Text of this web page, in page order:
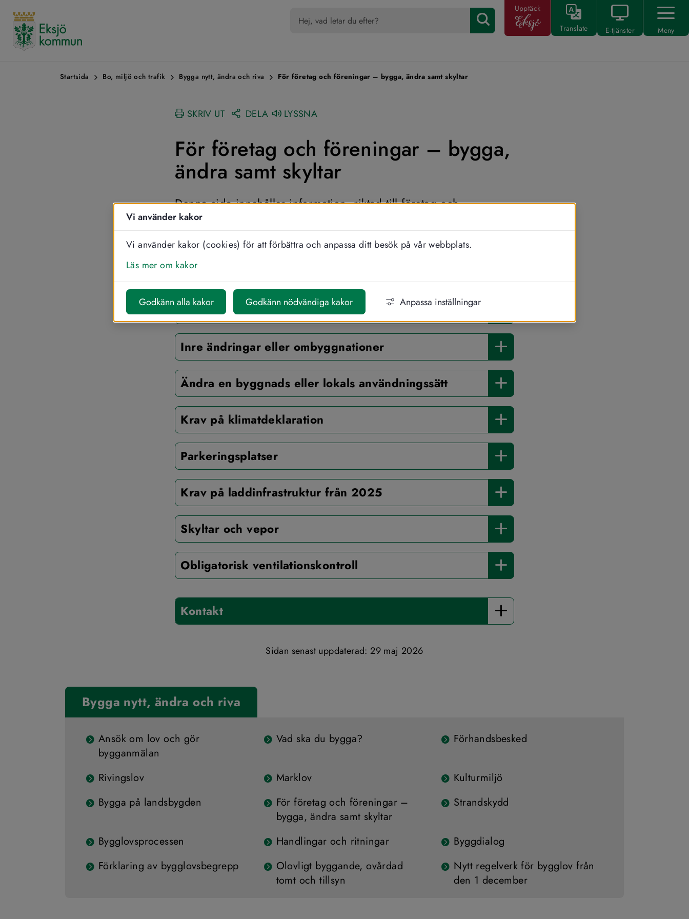
Vi använder kakor
Vi använder kakor (cookies) för att förbättra och anpassa ditt besök på vår webbplats.
Läs mer om kakor
Godkänn alla kakor Godkänn nödvändiga kakor Anpassa inställningar
Startsida Bo, miljö och trafik Bygga nytt, ändra och riva För företag och föreningar – bygga, ändra samt skyltar
SKRIV UT DELA LYSSNA
För företag och föreningar – bygga,
ändra samt skyltar
Denna sida innehåller information, riktad till företag och
föreningar, om bland annat nybyggnation, ändrad användning,
skyltar och vepor med mera.
Vill du ha hjälp med vilka tillstånd som krävs utöver bygglov och vem du ska vända
Bygga nytt
Inre ändringar eller ombyggnationer
Ändra en byggnads eller lokals användningssätt
Krav på klimatdeklaration
Parkeringsplatser
Krav på laddinfrastruktur från 2025
Skyltar och vepor
Obligatorisk ventilationskontroll
Kontakt
Sidan senast uppdaterad: 29 maj 2026
Bygga nytt, ändra och riva
Ansök om lov och gör
bygganmälan
Vad ska du bygga? Förhandsbesked
Rivingslov Marklov
Kulturmiljö
Bygga på landsbygden
För företag och föreningar –
bygga, ändra samt skyltar
Strandskydd
Bygglovsprocessen Handlingar och ritningar
Byggdialog
Förklaring av bygglovsbegrepp
Olovligt byggande, ovårdad
tomt och tillsyn
Nytt regelverk för bygglov från
den 1 december
Upptäck
Meny
Translate E-tjänster